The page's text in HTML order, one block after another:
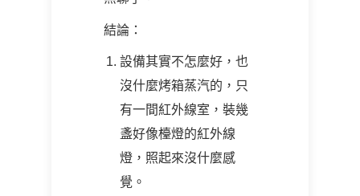
結論：
設備其實不怎麼好，也
沒什麼烤箱蒸汽的，只
有一間紅外線室，裝幾
盞好像檯燈的紅外線
燈，照起來沒什麼感
覺。